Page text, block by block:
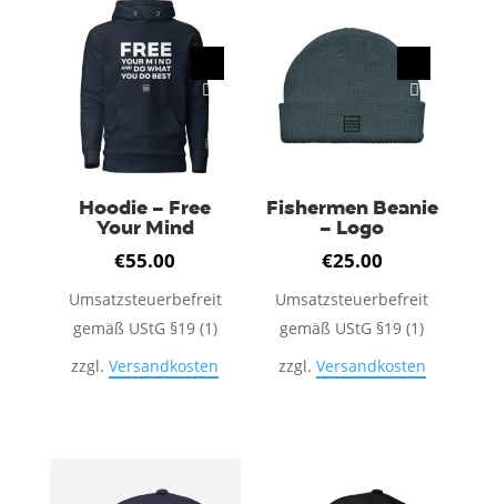
mehrere
Varianten
auf.
Optionen
können
der
Produktseite
werden
Hoodie – Free
Your Mind
€55.00
Umsatzsteuerbefreit
gemäß UStG §19 (1)
zzgl.Versandkosten
mehrere
Fishermen Beanie
– Logo
€25.00
Umsatzsteuerbefreit
gemäß UStG §19 (1)
zzgl. Versandkosten
mehrere